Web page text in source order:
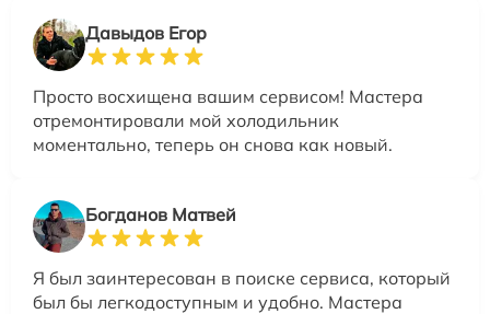
Давыдов Егор
Просто восхищена вашим сервисом! Мастера
отремонтировали мой холодильник
моментально, теперь он снова как новый.
Богданов Матвей
Я был заинтересован в поиске сервиса, который
был бы легкодоступным и удобно. Мастера